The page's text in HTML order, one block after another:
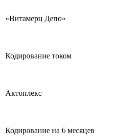
«Витамерц Депо»
Кодирование током
Актоплекс
Кодирование на 6 месяцев